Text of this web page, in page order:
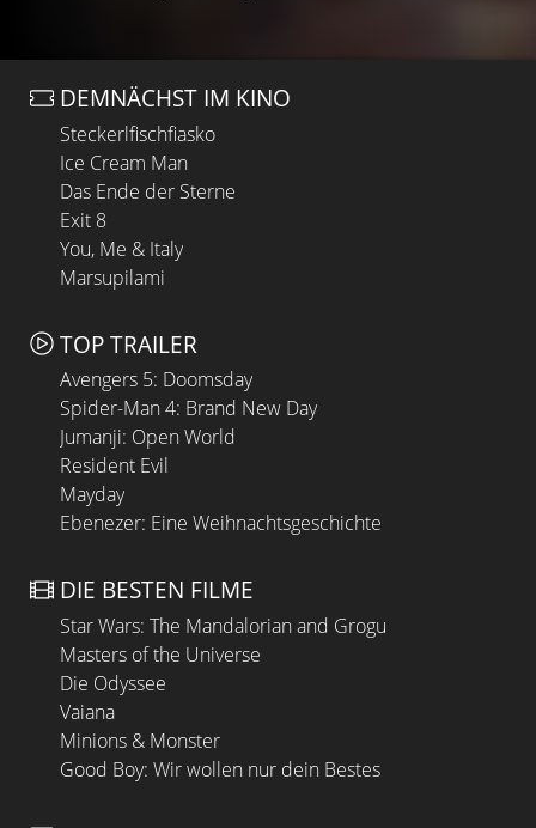
DEMNÄCHST IM KINO
Steckerlfischfiasko
Ice Cream Man
Das Ende der Sterne
Exit 8
You, Me & Italy
Marsupilami
TOP TRAILER
Avengers 5: Doomsday
Spider-Man 4: Brand New Day
Jumanji: Open World
Resident Evil
Mayday
Ebenezer: Eine Weihnachtsgeschichte
DIE BESTEN FILME
Star Wars: The Mandalorian and Grogu
Masters of the Universe
Die Odyssee
Vaiana
Minions & Monster
Good Boy: Wir wollen nur dein Bestes